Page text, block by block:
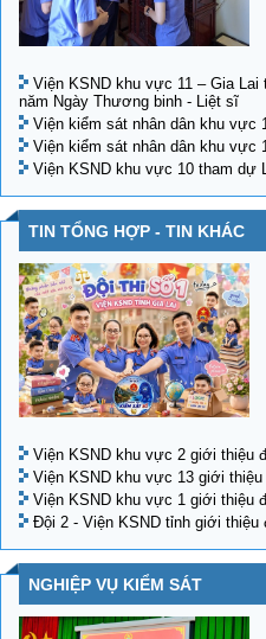
Viện KSND khu vực 11 – Gia
năm Ngày Thương binh - Liệt sĩ
Viện kiểm sát nhân dân khu vực
Viện kiểm sát nhân dân khu vực
Viện KSND khu vực 10 tham dự
TIN TỔNG HỢP - TIN KHÁC
Viện KSND khu vực 2 giới thiệu
Viện KSND khu vực 13 giới
Viện KSND khu vực 1 giới thiệu
Đội 2 - Viện KSND tỉnh giới thiệu
NGHIỆP VỤ KIỂM SÁT